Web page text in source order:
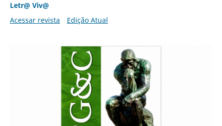
Letr@ Viv@
Acessar revista
Edição Atual